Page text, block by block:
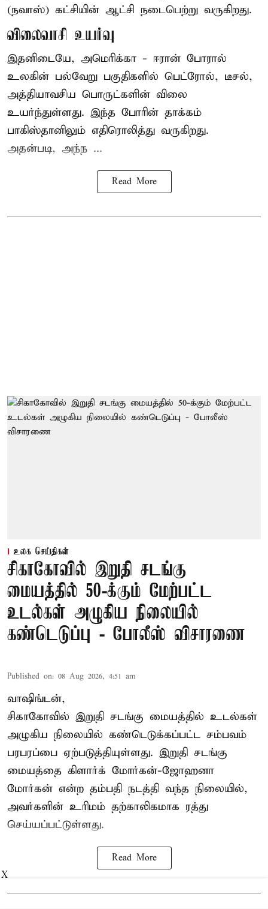
(நவாஸ்) கட்சியின் ஆட்சி நடைபெற்று வருகிறது.
விலைவாசி உயர்வு
இதனிடையே, அமெரிக்கா - ஈரான் போரால்
உலகின் பல்வேறு பகுதிகளில் பெட்ரோல், டீசல்,
அத்தியாவசிய பொருட்களின் விலை
உயர்ந்துள்ளது. இந்த போரின் தாக்கம்
பாகிஸ்தானிலும் எதிரொலித்து வருகிறது.
அதன்படி, அந்ந ...
Read More
உலக செய்திகள்
சிகாகோவில் இறுதி சடங்கு
மையத்தில் 50-க்கும் மேற்பட்ட
உடல்கள் அழுகிய நிலையில்
கண்டெடுப்பு - போலீஸ் விசாரணை
Published on: 08 Aug 2026, 4:51 am
வாஷிங்டன்,
சிகாகோவில் இறுதி சடங்கு மையத்தில் உடல்கள்
அழுகிய நிலையில் கண்டெடுக்கப்பட்ட சம்பவம்
பரபரப்பை ஏற்படுத்தியுள்ளது. இறுதி சடங்கு
மையத்தை கிளார்க் மோர்கன்-ஜோஹனா
மோர்கன் என்ற தம்பதி நடத்தி வந்த நிலையில்,
அவர்களின் உரிமம் தற்காலிகமாக ரத்து
செய்யப்பட்டுள்ளது.
Read More
X